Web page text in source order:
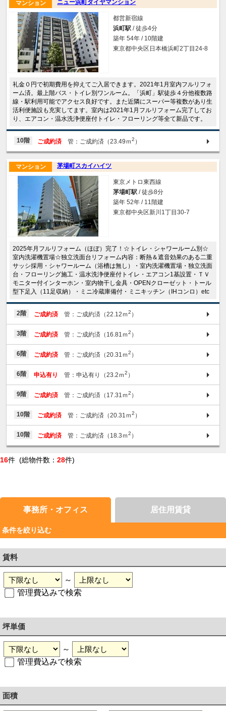
ニュー浜町ダイヤマンション
マンション
都営新宿線
浜町駅 / 徒歩4分
築年 54年 / 10階建
東京都中央区日本橋浜町2丁目24-8
礼金０円で初期費用を抑えてご入居できます。2021年1月室内フルリフォ
ーム済。最上階バス・トイレ別ワンルーム。「浜町」駅徒歩４分他複数路
線・駅利用可能でアクセス良好です。また近隣にスーパー等複数があり生
活利便施設も充実してます。室内は2021年1月フルリフォーム完了してお
り、エアコン・温水洗浄便座付トイレ・フローリング等全て新品です。
10階 ご成約済 管：ご成約済（23.49ｍ2 ）
茅場町スカイハイツ
マンション
東京メトロ東西線
茅場町駅 / 徒歩8分
築年 52年 / 11階建
東京都中央区新川1丁目30-7
2025年月フルリフォーム（ほぼ）完了！☆トイレ・シャワールーム別☆
室内洗濯機置場☆独立洗面台リフォーム内容：断熱＆遮音効果のある二重
サッシ採用・シャワールーム（浴槽は無し）・室内洗濯機置場・独立洗面
台・フローリング施工・温水洗浄便座付トイレ・エアコン1基設置・ＴＶ
モニター付インターホン・室内物干し金具・OPENクローゼット・トール
型下足入（11足収納）・ミニ冷蔵庫備付・ミニキッチン（IHコンロ）etc
2階 ご成約済 管：ご成約済（22.12ｍ2 ）
3階 ご成約済 管：ご成約済（16.81ｍ2 ）
6階 ご成約済 管：ご成約済（20.31ｍ2 ）
6階 申込有り 管：申込有り（23.2ｍ2 ）
9階 ご成約済 管：ご成約済（17.31ｍ2 ）
10階 ご成約済 管：ご成約済（20.31ｍ2 ）
10階 ご成約済 管：ご成約済（18.3ｍ2 ）
16件 (総物件数： 28件)
事務所・オフィス 居住用賃貸
条件を絞り込む
賃料
～
管理費込みで検索
坪単価
～
管理費込みで検索
面積